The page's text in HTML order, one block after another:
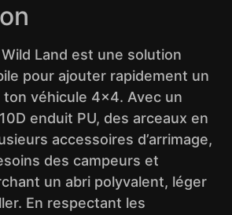
Wild Land est une solution
pour ajouter rapidement un
ton véhicule 4×4. Avec un
enduit PU, des arceaux en
accessoires d’arrimage,
des campeurs et
un abri polyvalent, léger
En respectant les